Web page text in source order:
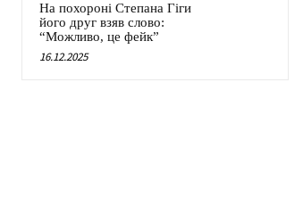
На похороні Степана Гіги
його друг взяв слово:
“Можливо, це фейк”
16.12.2025